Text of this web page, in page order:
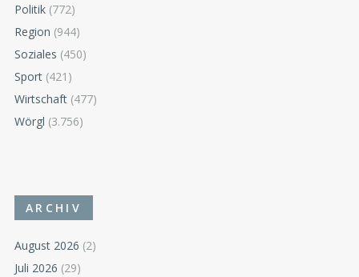
Politik (772)
Region (944)
Soziales (450)
Sport (421)
Wirtschaft (477)
Wörgl (3.756)
ARCHIV
August 2026 (2)
Juli 2026 (29)